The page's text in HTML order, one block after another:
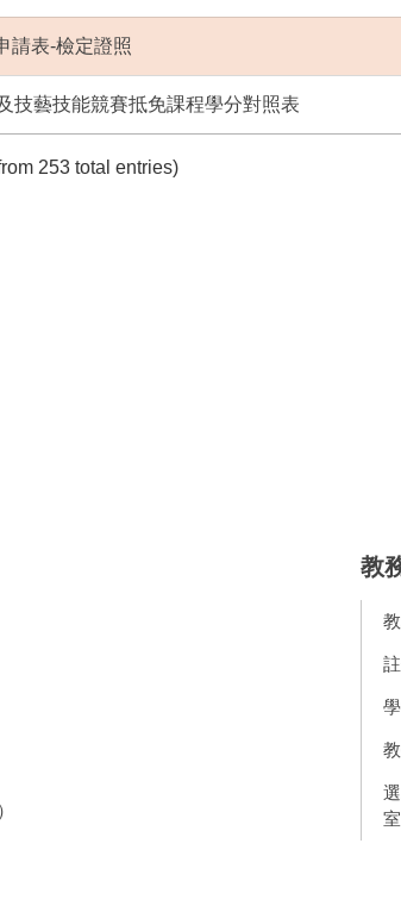
請表-檢定證照
技藝技能競賽抵免課程學分對照表
253 total entries)
教
室